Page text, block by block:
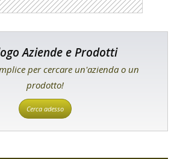
Aziende e Prodotti
per cercare un'azienda o un
prodotto!
Cerca adesso